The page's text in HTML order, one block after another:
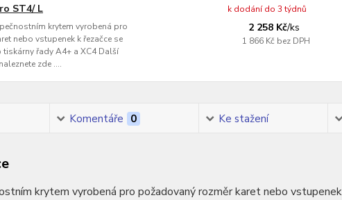
ST4/ L
krytem vyrobená pro
nebo vstupenek k řezačce se
tiskárny řady A4+ a XC4 Další
zde ....
2 258 Kč/ks
1 866 Kč bez DPH
k dodání do 3 týdnů
Komentáře 0 Ke stažení
krytem vyrobená pro požadovaný rozměr karet nebo